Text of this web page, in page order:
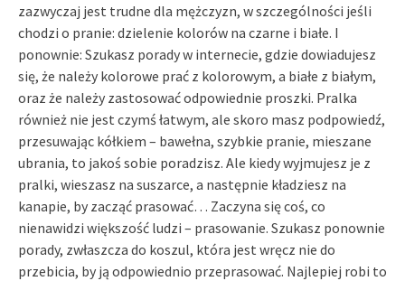
zazwyczaj jest trudne dla mężczyzn, w szczególności jeśli
chodzi o pranie: dzielenie kolorów na czarne i białe. I
ponownie: Szukasz porady w internecie, gdzie dowiadujesz
się, że należy kolorowe prać z kolorowym, a białe z białym,
oraz że należy zastosować odpowiednie proszki. Pralka
również nie jest czymś łatwym, ale skoro masz podpowiedź,
przesuwając kółkiem – bawełna, szybkie pranie, mieszane
ubrania, to jakoś sobie poradzisz. Ale kiedy wyjmujesz je z
pralki, wieszasz na suszarce, a następnie kładziesz na
kanapie, by zacząć prasować… Zaczyna się coś, co
nienawidzi większość ludzi – prasowanie. Szukasz ponownie
porady, zwłaszcza do koszul, która jest wręcz nie do
przebicia, by ją odpowiednio przeprasować. Najlepiej robi to